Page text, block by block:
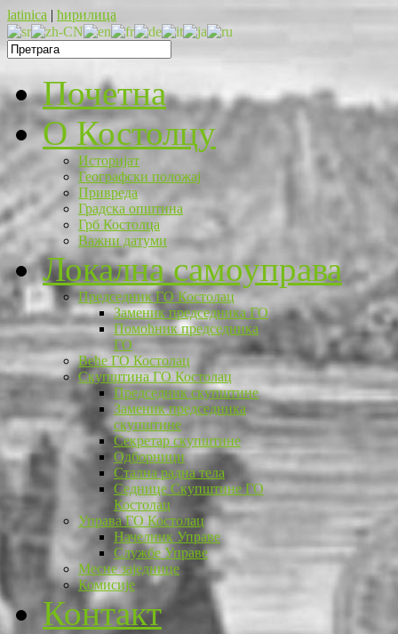
latinica | ћирилица
Почетна
O Костолцу
Историјат
Географски положај
Привреда
Градска општина
Грб Костолца
Важни датуми
Локална самоуправа
Председник ГО Костолац
Заменик председника ГО
Помоћник председника
ГО
Веће ГО Костолац
Скупштина ГО Костолац
Председник скупштине
Заменик председника
скупштине
Секретар скупштине
Одборници
Стална радна тела
Седнице Скупштине ГО
Костолац
Управа ГО Костолац
Начелник Управе
Службе Управе
Месне заједнице
Комисије
Контакт